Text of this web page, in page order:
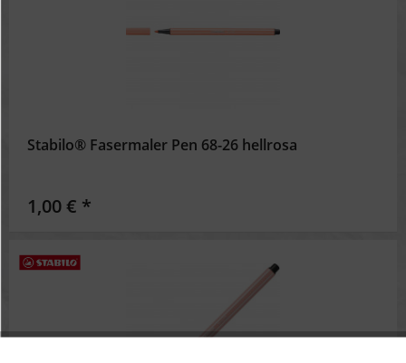
Stabilo® Fasermaler Pen 68-26 hellrosa
1,00 € *